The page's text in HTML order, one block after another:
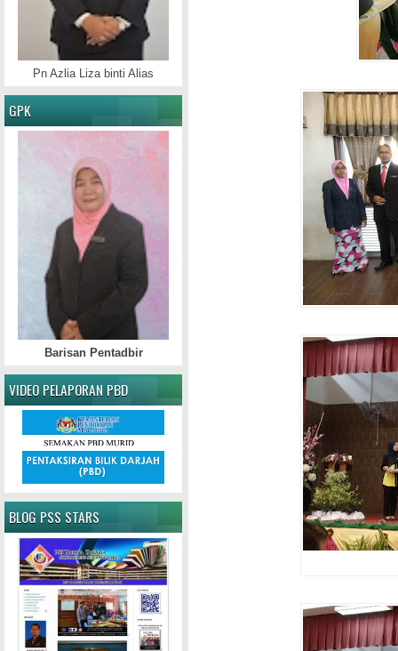
Pn Azlia Liza binti Alias
GPK
Barisan Pentadbir
VIDEO PELAPORAN PBD
BLOG PSS STARS